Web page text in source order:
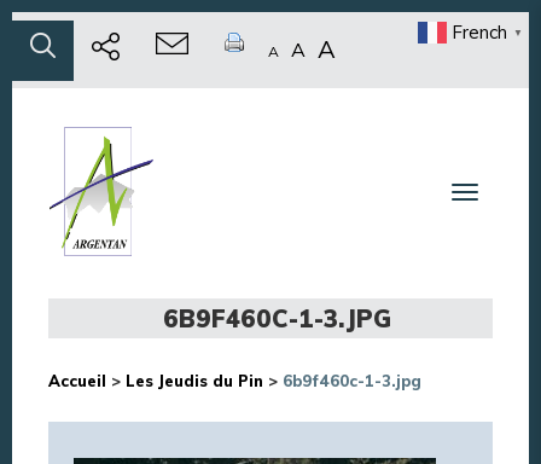
A A A
French ▼
Toggle
6B9F460C-1-3.JPG
Accueil > Les Jeudis du Pin > 6b9f460c-1-3.jpg